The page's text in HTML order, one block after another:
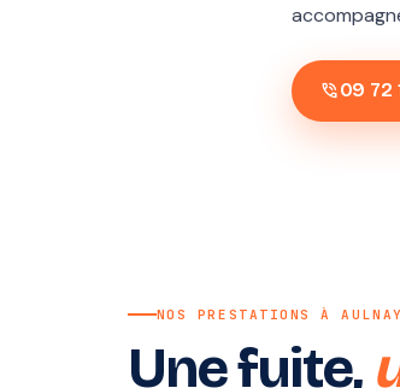
phone_in_talk09 72
NOS PRESTATIONS À
Une fuite,